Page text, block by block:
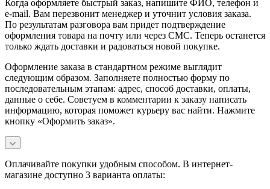
Когда оформляете быстрый заказ, напишите ФИО, телефон и
e-mail. Вам перезвонит менеджер и уточнит условия заказа.
По результатам разговора вам придет подтверждение
оформления товара на почту или через СМС. Теперь останется
только ждать доставки и радоваться новой покупке.
Оформление заказа в стандартном режиме выглядит
следующим образом. Заполняете полностью форму по
последовательным этапам: адрес, способ доставки, оплаты,
данные о себе. Советуем в комментарии к заказу написать
информацию, которая поможет курьеру вас найти. Нажмите
кнопку «Оформить заказ».
Оплачивайте покупки удобным способом. В интернет-
магазине доступно 3 варианта оплаты: